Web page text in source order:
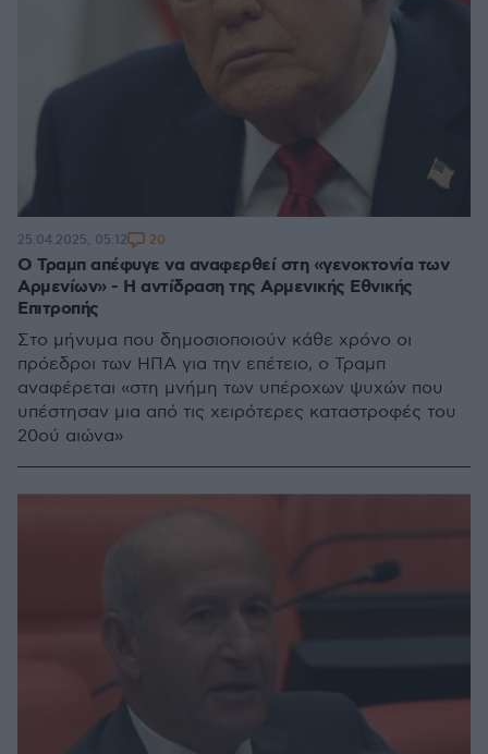
Ο Τραμπ απέφυγε να αναφερθεί στη «γενοκτονία των
Αρμενίων» - Η αντίδραση της Αρμενικής Εθνικής
Επιτροπής
Στο μήνυμα που δημοσιοποιούν κάθε χρόνο οι
πρόεδροι των ΗΠΑ για την επέτειο, ο Τραμπ
αναφέρεται «στη μνήμη των υπέροχων ψυχών που
υπέστησαν μια από τις χειρότερες καταστροφές του
20ού αιώνα»
25.04.2025, 05:12 20